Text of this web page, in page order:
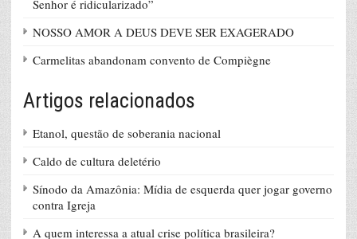
Senhor é ridicularizado”
NOSSO AMOR A DEUS DEVE SER EXAGERADO
Carmelitas abandonam convento de Compiègne
Artigos relacionados
Etanol, questão de soberania nacional
Caldo de cultura deletério
Sínodo da Amazônia: Mídia de esquerda quer jogar governo
contra Igreja
A quem interessa a atual crise política brasileira?